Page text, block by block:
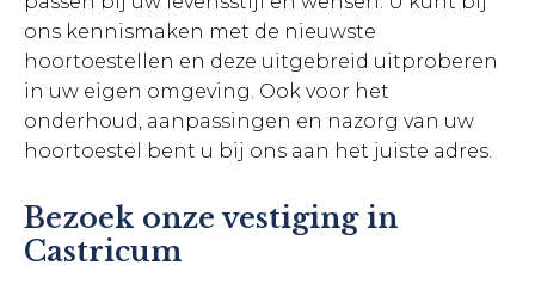
ons kennismaken met de nieuwste
hoortoestellen en deze uitgebreid uitproberen
in uw eigen omgeving. Ook voor het
onderhoud, aanpassingen en nazorg van uw
hoortoestel bent u bij ons aan het juiste adres.
Bezoek onze vestiging in
Castricum